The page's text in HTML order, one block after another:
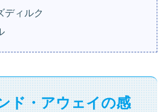
ディルク
ド・アウェイの感